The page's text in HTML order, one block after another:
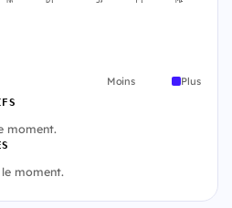
Moins Plus
moment.
moment.